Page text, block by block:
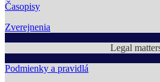
Časopisy
Zverejnenia
Legal
Podmienky a pravidlá